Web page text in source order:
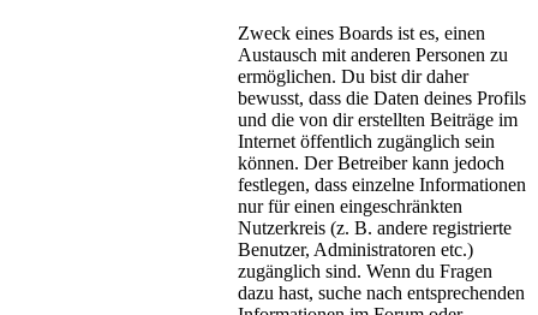
Zweck eines Boards ist es, einen
Austausch mit anderen Personen zu
ermöglichen. Du bist dir daher
bewusst, dass die Daten deines Profils
und die von dir erstellten Beiträge im
Internet öffentlich zugänglich sein
können. Der Betreiber kann jedoch
festlegen, dass einzelne Informationen
nur für einen eingeschränkten
Nutzerkreis (z. B. andere registrierte
Benutzer, Administratoren etc.)
zugänglich sind. Wenn du Fragen
dazu hast, suche nach entsprechenden